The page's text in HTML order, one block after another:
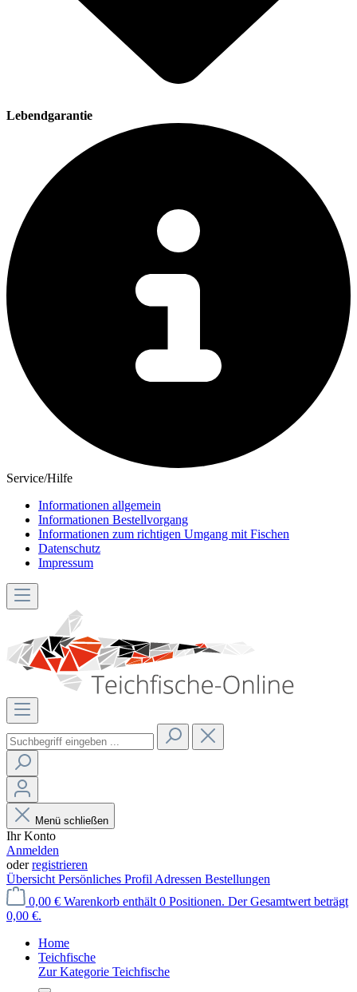
Lebendgarantie
Service/Hilfe
Informationen allgemein
Informationen Bestellvorgang
Informationen zum richtigen Umgang mit Fischen
Datenschutz
Impressum
Menü schließen
Ihr Konto
Anmelden
oderregistrieren
Übersicht Persönliches Profil Adressen Bestellungen
0,00 € Warenkorb enthält 0 Positionen. Der Gesamtwert beträgt
0,00 €.
Home
Teichfische
Zur Kategorie Teichfische